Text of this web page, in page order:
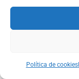
Política de cookies